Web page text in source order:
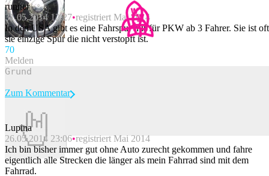
runner
31.05.2014 12:27 registriert Mai 2014
In den USA gibt es eine Fahrspur nur für PKW ab 3 Fahrer. Sie ist oft
sie einzige Spur die nicht verstopft ist.
70
Melden
Beitrag melden
Zum Kommentar
Lupina
26.05.2014 23:06 registriert Mai 2014
Ich bin bisher immer gut ohne Auto zurecht gekommen und fahre
eigentlich alle Strecken die länger als mein Fahrrad sind mit dem
Fahrrad.